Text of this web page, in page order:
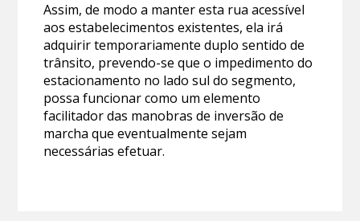
Assim, de modo a manter esta rua acessível
aos estabelecimentos existentes, ela irá
adquirir temporariamente duplo sentido de
trânsito, prevendo-se que o impedimento do
estacionamento no lado sul do segmento,
possa funcionar como um elemento
facilitador das manobras de inversão de
marcha que eventualmente sejam
necessárias efetuar.